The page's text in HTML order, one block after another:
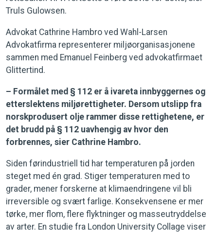
Truls Gulowsen.
Advokat Cathrine Hambro ved Wahl-Larsen
Advokatfirma representerer miljøorganisasjonene
sammen med Emanuel Feinberg ved advokatfirmaet
Glittertind.
– Formålet med § 112 er å ivareta innbyggernes og
etterslektens miljørettigheter. Dersom utslipp fra
norskprodusert olje rammer disse rettighetene, er
det brudd på § 112 uavhengig av hvor den
forbrennes, sier Cathrine Hambro.
Siden førindustriell tid har temperaturen på jorden
steget med én grad. Stiger temperaturen med to
grader, mener forskerne at klimaendringene vil bli
irreversible og svært farlige. Konsekvensene er mer
tørke, mer flom, flere flyktninger og masseutryddelse
av arter. En studie fra London University Collage viser